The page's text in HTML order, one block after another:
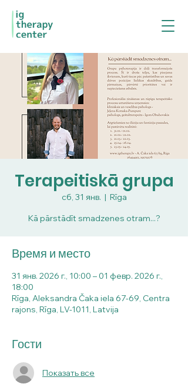
Terapeitiskā grupa
сб, 31 янв.
  |
Rīga
Kā pārstādīt smadzenes otram...?
Время и место
31 янв. 2026 г., 10:00 – 01 февр. 2026 г.,
18:00
Rīga, Aleksandra Čaka iela 67-69, Centra
rajons, Rīga, LV-1011, Latvija
Гости
Показать все